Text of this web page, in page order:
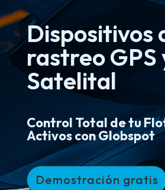
Dispositivos
rastreo GPS
Satelital
Control Total de tu
Activos con Globspot
Demostración gratis